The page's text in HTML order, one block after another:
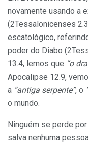
novamente usando a
(2Tessalonicenses
escatológico,
poder do Diabo
13.4, lemos que “o
Apocalipse 12.9,
a “antiga serpente”, o
o mundo.
Ninguém se perde
salva nenhuma